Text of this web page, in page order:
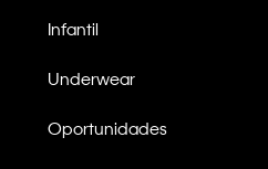
Infantil
Underwear
Oportunidades